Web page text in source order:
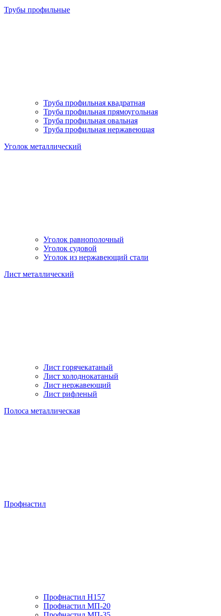
Трубы профильные
Труба профильная квадратная
Труба профильная прямоугольная
Труба профильная овальная
Труба профильная нержавеющая
Уголок металлический
Уголок равнополочный
Уголок судовой
Уголок из нержавеющий стали
Лист металлический
Лист горячекатаный
Лист холоднокатаный
Лист нержавеющий
Лист рифленый
Полоса металлическая
Профнастил
Профнастил H157
Профнастил МП-20